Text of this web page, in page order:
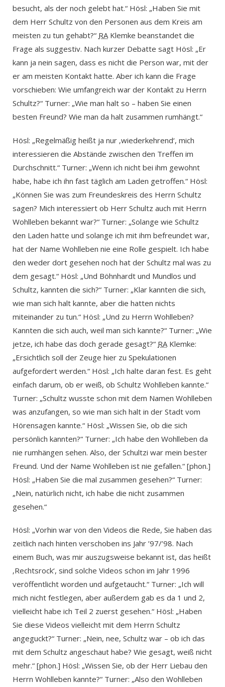
besucht, als der noch gelebt hat.“ Hösl: „Haben Sie mit
dem Herr Schultz von den Personen aus dem Kreis am
meisten zu tun gehabt?“ RAKlemke beanstandet die
Frage als suggestiv. Nach kurzer Debatte sagt Hösl: „Er
kann ja nein sagen, dass es nicht die Person war, mit der
er am meisten Kontakt hatte. Aber ich kann die Frage
vorschieben: Wie umfangreich war der Kontakt zu Herrn
Schultz?“ Turner: „Wie man halt so – haben Sie einen
besten Freund? Wie man da halt zusammen rumhängt.“
Hösl: „Regelmäßig heißt ja nur ‚wiederkehrend‘, mich
interessieren die Abstände zwischen den Treffen im
Durchschnitt.“ Turner: „Wenn ich nicht bei ihm gewohnt
habe, habe ich ihn fast täglich am Laden getroffen.“ Hösl:
„Können Sie was zum Freundeskreis des Herrn Schultz
sagen? Mich interessiert ob Herr Schultz auch mit Herrn
Wohlleben bekannt war?“ Turner: „Solange wie Schultz
den Laden hatte und solange ich mit ihm befreundet war,
hat der Name Wohlleben nie eine Rolle gespielt. Ich habe
den weder dort gesehen noch hat der Schultz mal was zu
dem gesagt.“ Hösl: „Und Böhnhardt und Mundlos und
Schultz, kannten die sich?“ Turner: „Klar kannten die sich,
wie man sich halt kannte, aber die hatten nichts
miteinander zu tun.“ Hösl: „Und zu Herrn Wohlleben?
Kannten die sich auch, weil man sich kannte?“ Turner: „Wie
jetze, ich habe das doch gerade gesagt?“ RA Klemke:
„Ersichtlich soll der Zeuge hier zu Spekulationen
aufgefordert werden.“ Hösl: „Ich halte daran fest. Es geht
einfach darum, ob er weiß, ob Schultz Wohlleben kannte.“
Turner: „Schultz wusste schon mit dem Namen Wohlleben
was anzufangen, so wie man sich halt in der Stadt vom
Hörensagen kannte.“ Hösl: „Wissen Sie, ob die sich
persönlich kannten?“ Turner: „Ich habe den Wohlleben da
nie rumhängen sehen. Also, der Schultzi war mein bester
Freund. Und der Name Wohlleben ist nie gefallen.“ [phon.]
Hösl: „Haben Sie die mal zusammen gesehen?“ Turner:
„Nein, natürlich nicht, ich habe die nicht zusammen
gesehen.“
Hösl: „Vorhin war von den Videos die Rede, Sie haben das
zeitlich nach hinten verschoben ins Jahr ’97/’98. Nach
einem Buch, was mir auszugsweise bekannt ist, das heißt
‚Rechtsrock‘, sind solche Videos schon im Jahr 1996
veröffentlicht worden und aufgetaucht.“ Turner: „Ich will
mich nicht festlegen, aber außerdem gab es da 1 und 2,
vielleicht habe ich Teil 2 zuerst gesehen.“ Hösl: „Haben
Sie diese Videos vielleicht mit dem Herrn Schultz
angeguckt?“ Turner: „Nein, nee, Schultz war – ob ich das
mit dem Schultz angeschaut habe? Wie gesagt, weiß nicht
mehr.“ [phon.] Hösl: „Wissen Sie, ob der Herr Liebau den
Herrn Wohlleben kannte?“ Turner: „Also den Wohlleben